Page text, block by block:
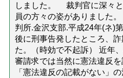
しました。 裁判官に深々
員の方々の姿がありました
判所.金沢支部.平成24年(ネ)
後に刑事告発したところ、
た。（時効で不起訴） 近年
審請求では当然に憲法違反
「憲法違反の記載がない」